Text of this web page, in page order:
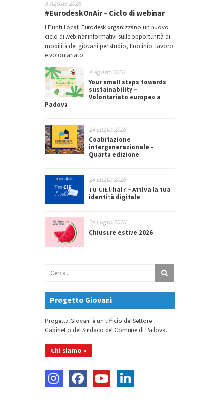
5 Agosto 2026
#EurodeskOnAir – Ciclo di webinar
I Punti Locali Eurodesk organizzano un nuovo
ciclo di webinar informativi sulle opportunità di
mobilità dei giovani per studio, tirocinio, lavoro
e volontariato.
4 Agosto 2026
Your small steps towards
sustainability –
Volontariato europeo a
Padova
24 Luglio 2026
Coabitazione
intergenerazionale –
Quarta edizione
24 Luglio 2026
Tu CIE l’hai? – Attiva la tua
identità digitale
24 Luglio 2026
Chiusure estive 2026
Progetto Giovani
Progetto Giovani è un ufficio del Settore
Gabinetto del Sindaco del Comune di Padova.
Chi siamo »